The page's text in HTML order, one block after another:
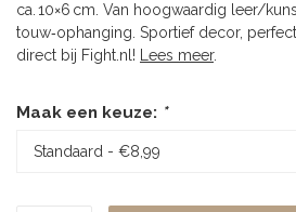
ca. 10×6 cm. Van hoogwaardig leer/
touw‑ophanging. Sportief decor,
direct bij Fight.nl!
Lees meer.
Maak een keuze: *